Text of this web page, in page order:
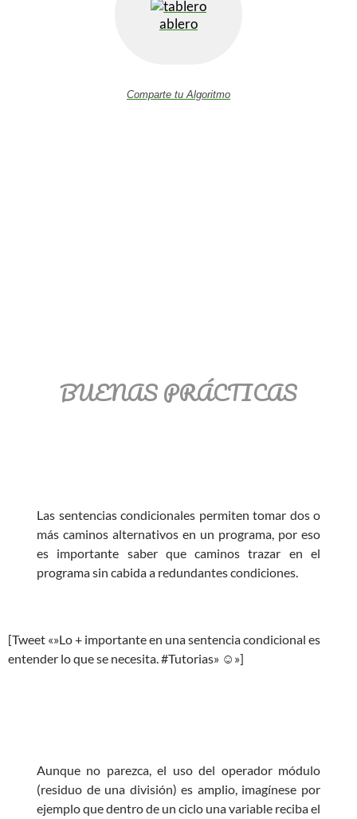
ablero
Comparte tu Algoritmo
BUENAS PRÁCTICAS
Las sentencias condicionales permiten tomar dos o
más caminos alternativos en un programa, por eso
es importante saber que caminos trazar en el
programa sin cabida a redundantes condiciones.
[Tweet «»Lo + importante en una sentencia condicional es
entender lo que se necesita. #Tutorias» ☺»]
Aunque no parezca, el uso del operador módulo
(residuo de una división) es amplio, imagínese por
ejemplo que dentro de un ciclo una variable reciba el